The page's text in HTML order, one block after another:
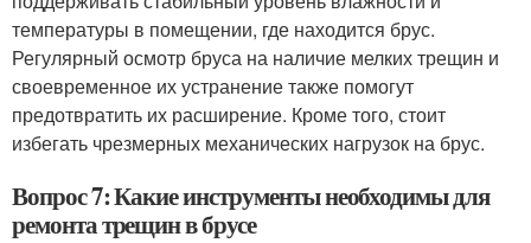
температуры в помещении, где находится брус.
Регулярный осмотр бруса на наличие мелких трещин и
своевременное их устранение также помогут
предотвратить их расширение. Кроме того, стоит
избегать чрезмерных механических нагрузок на брус.
Вопрос 7: Какие инструменты необходимы для
ремонта трещин в брусе